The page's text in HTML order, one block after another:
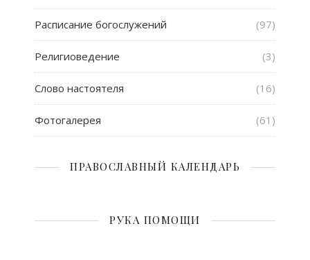
Расписание богослужений (97)
Религиоведение (3)
Слово настоятеля (16)
Фотогалерея (61)
ПРАВОСЛАВНЫЙ КАЛЕНДАРЬ
РУКА ПОМОЩИ